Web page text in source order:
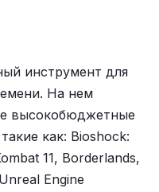
инструмент для
На нем
высокобюджетные
как: Bioshock:
11, Borderlands,
Engine